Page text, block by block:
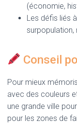
(économie,
Les défis liés
Conseil
Pour mieux
avec des couleurs
une grande ville
pour les zones de